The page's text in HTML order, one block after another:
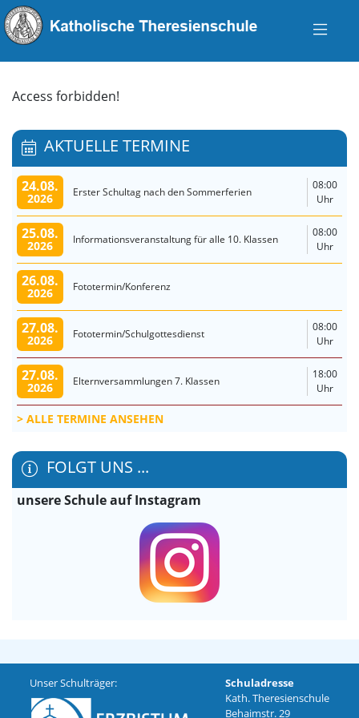
Access forbidden!
AKTUELLE TERMINE
24.08.
2026 Erster Schultag nach den Sommerferien
08:00
Uhr
25.08.
2026 Informationsveranstaltung für alle 10. Klassen
08:00
Uhr
26.08.
2026 Fototermin/Konferenz
27.08.
2026 Fototermin/Schulgottesdienst
08:00
Uhr
27.08.
2026 Elternversammlungen 7. Klassen
18:00
Uhr
ALLE TERMINE ANSEHEN
FOLGT UNS ...
unsere Schule auf Instagram
Unser Schulträger:
Schuladresse
Kath. Theresienschule
Behaimstr. 29